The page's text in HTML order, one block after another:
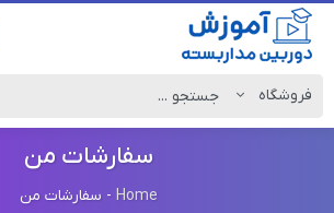
سفارشات من
Home
- سفارشات من